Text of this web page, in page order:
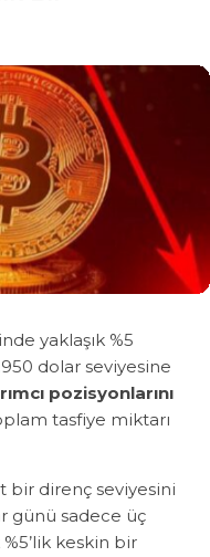
yaklaşık %5
dolar seviyesine
pozisyonlarını
tasfiye miktarı
bir direnç seviyesini
günü sadece üç
keskin bir